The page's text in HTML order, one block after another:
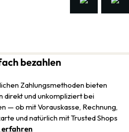
bezahlen
Zahlungsmethoden bieten
direkt und unkompliziert bei
— ob mit Vorauskasse, Rechnung,
und natürlich mit Trusted Shops
erfahren